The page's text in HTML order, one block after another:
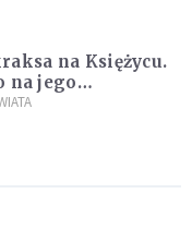
na Księżycu.
na jego
do